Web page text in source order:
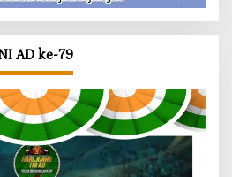
AD ke-79